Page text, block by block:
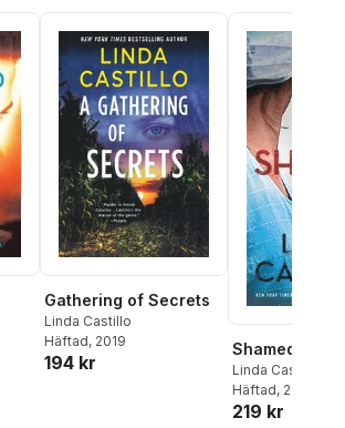
Gathering of Secrets
Linda Castillo
Häftad, 2019
194 kr
Shamed
Linda Castillo
Häftad, 2020
219 kr